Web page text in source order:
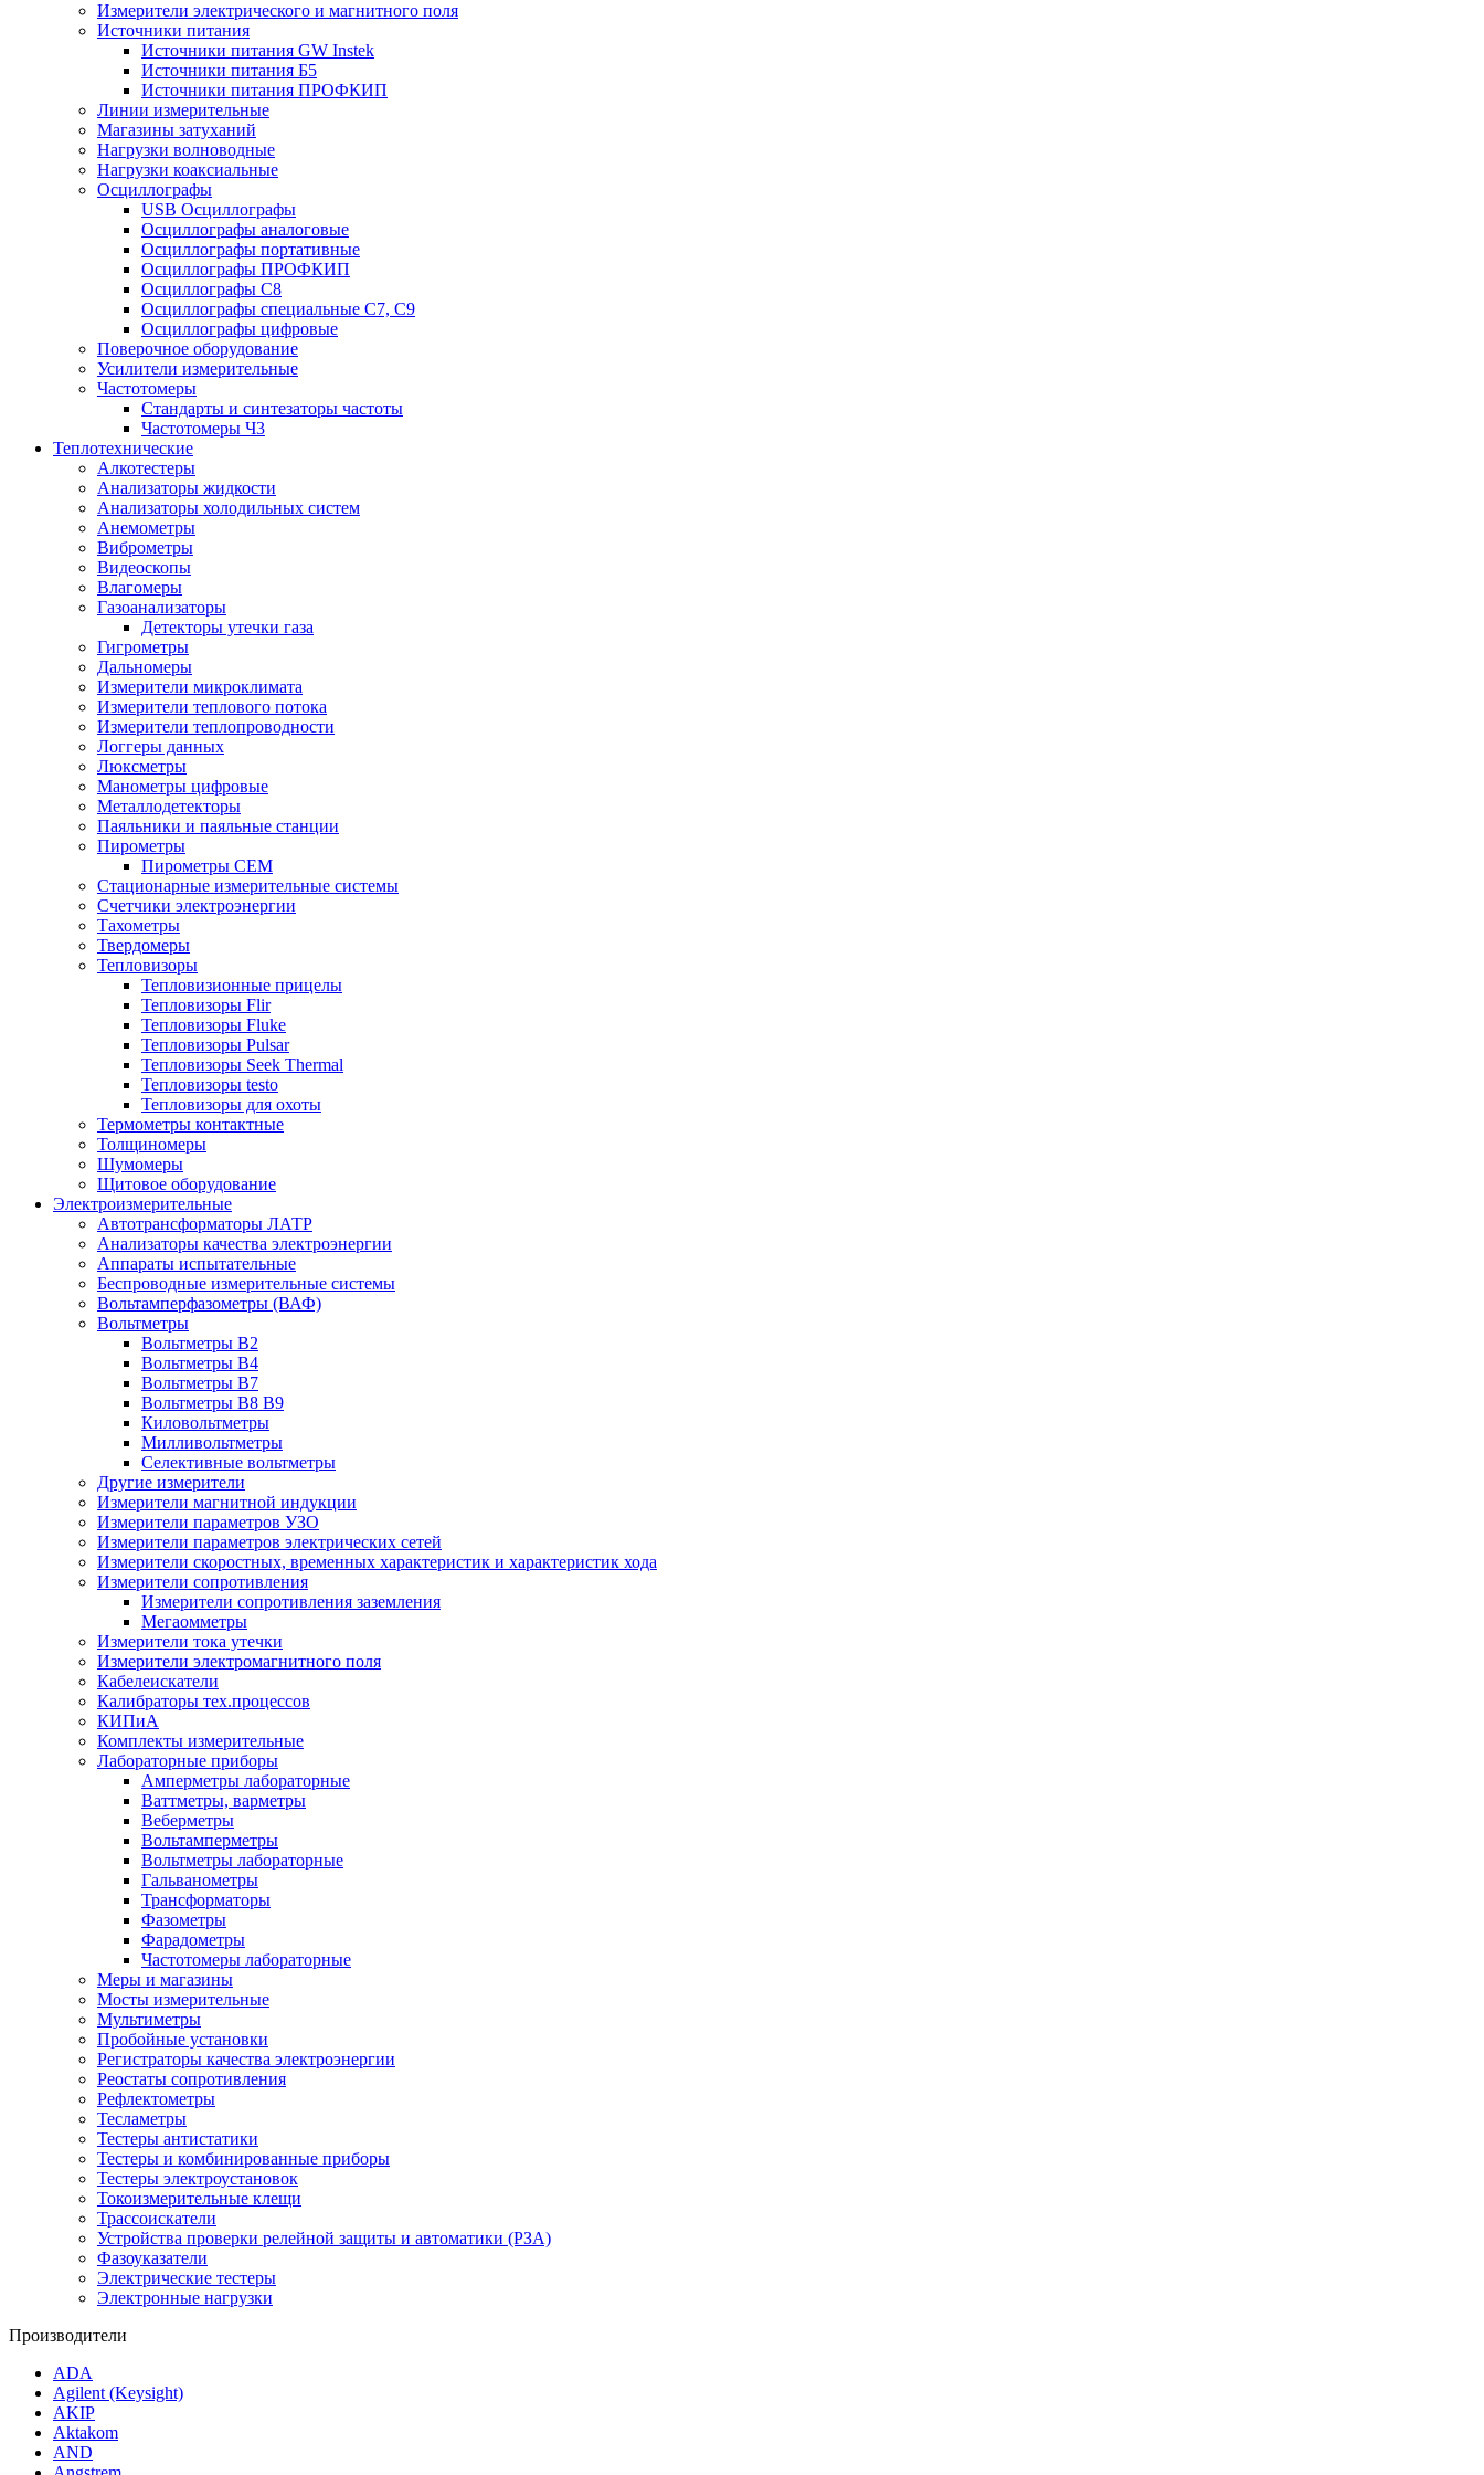
Измерители электрического и магнитного поля
Источники питания
Источники питания GW Instek
Источники питания Б5
Источники питания ПРОФКИП
Линии измерительные
Магазины затуханий
Нагрузки волноводные
Нагрузки коаксиальные
Осциллографы
USB Осциллографы
Осциллографы аналоговые
Осциллографы портативные
Осциллографы ПРОФКИП
Осциллографы С8
Осциллографы специальные С7, С9
Осциллографы цифровые
Поверочное оборудование
Усилители измерительные
Частотомеры
Стандарты и синтезаторы частоты
Частотомеры Ч3
Теплотехнические
Алкотестеры
Анализаторы жидкости
Анализаторы холодильных систем
Анемометры
Виброметры
Видеоскопы
Влагомеры
Газоанализаторы
Детекторы утечки газа
Гигрометры
Дальномеры
Измерители микроклимата
Измерители теплового потока
Измерители теплопроводности
Логгеры данных
Люксметры
Манометры цифровые
Металлодетекторы
Паяльники и паяльные станции
Пирометры
Пирометры CEM
Стационарные измерительные системы
Счетчики электроэнергии
Тахометры
Твердомеры
Тепловизоры
Тепловизионные прицелы
Тепловизоры Flir
Тепловизоры Fluke
Тепловизоры Pulsar
Тепловизоры Seek Thermal
Тепловизоры testo
Тепловизоры для охоты
Термометры контактные
Толщиномеры
Шумомеры
Щитовое оборудование
Электроизмерительные
Автотрансформаторы ЛАТР
Анализаторы качества электроэнергии
Аппараты испытательные
Беспроводные измерительные системы
Вольтамперфазометры (ВАФ)
Вольтметры
Вольтметры В2
Вольтметры В4
Вольтметры В7
Вольтметры В8 В9
Киловольтметры
Милливольтметры
Селективные вольтметры
Другие измерители
Измерители магнитной индукции
Измерители параметров УЗО
Измерители параметров электрических сетей
Измерители скоростных, временных характеристик и характеристик хода
Измерители сопротивления
Измерители сопротивления заземления
Мегаомметры
Измерители тока утечки
Измерители электромагнитного поля
Кабелеискатели
Калибраторы тех.процессов
КИПиА
Комплекты измерительные
Лабораторные приборы
Амперметры лабораторные
Ваттметры, варметры
Веберметры
Вольтамперметры
Вольтметры лабораторные
Гальванометры
Трансформаторы
Фазометры
Фарадометры
Частотомеры лабораторные
Меры и магазины
Мосты измерительные
Мультиметры
Пробойные установки
Регистраторы качества электроэнергии
Реостаты сопротивления
Рефлектометры
Тесламетры
Тестеры антистатики
Тестеры и комбинированные приборы
Тестеры электроустановок
Токоизмерительные клещи
Трассоискатели
Устройства проверки релейной защиты и автоматики (РЗА)
Фазоуказатели
Электрические тестеры
Электронные нагрузки
Производители
ADA
Agilent (Keysight)
AKIP
Aktakom
AND